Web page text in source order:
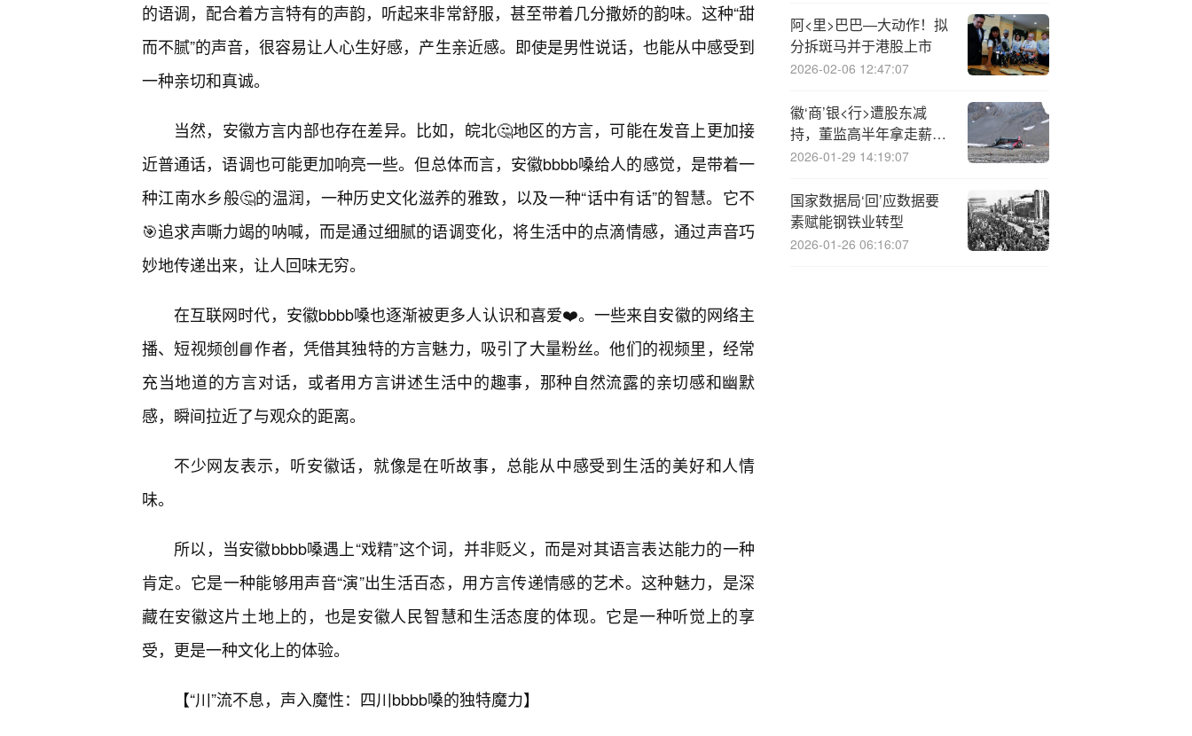
的语调，配合着方言特有的声韵，听起来非常舒服，甚至带着几分撒娇的韵味。这种“甜
而不腻”的声音，很容易让人心生好感，产生亲近感。即使是男性说话，也能从中感受到
一种亲切和真诚。
当然，安徽方言内部也存在差异。比如，皖北🤔地区的方言，可能在发音上更加接
近普通话，语调也可能更加响亮一些。但总体而言，安徽bbbb嗓给人的感觉，是带着一
种江南水乡般🤔的温润，一种历史文化滋养的雅致，以及一种“话中有话”的智慧。它不
🎯追求声嘶力竭的呐喊，而是通过细腻的语调变化，将生活中的点滴情感，通过声音巧
妙地传递出来，让人回味无穷。
在互联网时代，安徽bbbb嗓也逐渐被更多人认识和喜爱❤️。一些来自安徽的网络主
播、短视频创📘作者，凭借其独特的方言魅力，吸引了大量粉丝。他们的视频里，经常
充当地道的方言对话，或者用方言讲述生活中的趣事，那种自然流露的亲切感和幽默
感，瞬间拉近了与观众的距离。
不少网友表示，听安徽话，就像是在听故事，总能从中感受到生活的美好和人情
味。
所以，当安徽bbbb嗓遇上“戏精”这个词，并非贬义，而是对其语言表达能力的一种
肯定。它是一种能够用声音“演”出生活百态，用方言传递情感的艺术。这种魅力，是深
藏在安徽这片土地上的，也是安徽人民智慧和生活态度的体现。它是一种听觉上的享
受，更是一种文化上的体验。
【“川”流不息，声入魔性：四川bbbb嗓的独特魔力】
阿<里>巴巴—大动作！拟
分拆斑马并于港股上市
2026-02-06 12:47:07
徽‘商’银<行>遭股东减
持，董监高半年拿走薪酬
660万元
2026-01-29 14:19:07
国家数据局‘回’应数据要
素赋能钢铁业转型
2026-01-26 06:16:07